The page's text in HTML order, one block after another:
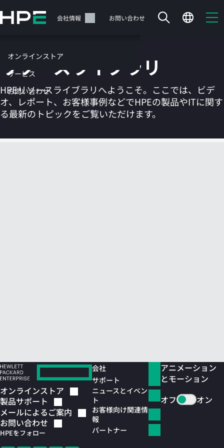
イ
テ
ツ
に
ス
ッ
サポート 会社情報 お問い合わせ
オンラインストア
サービス
お問い合わせ
カートは空です
リソースライブラリ
HPEリソースライブラリへようこそ。ここでは、ビデ
オ、レポート、お客様事例などでHPEの製品やITに関す
る最新のトピックをご覧いただけます。
オンラインストア
製品サポート
メールによるご案内
お問い合わせ
HPEをフォロー
会社
サポート
ニュースとイベン
ト
お客様向け関連情
報
パートナー
アニメーション
とモーション
オフ
オン